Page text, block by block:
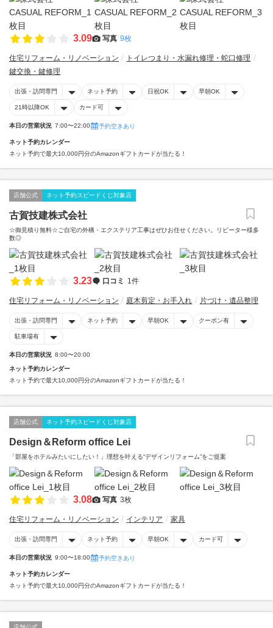
3.09 写真 9枚
住宅リフォーム・リノベーション
トイレつまり・水漏れ修理・蛇口修理
鍵交換・鍵修理
出張・訪問専門 ネット予約 日祝OK 早朝OK
21時以降OK カード可
本日の営業状況 7:00〜22:00 予約空きあり
ネット予約カレンダー
ネット予約で最大10,000円分のAmazonギフトカードが当たる！
店舗公式 ネット予約スピードくじ対象店
古賀技建株式会社
☆御見積り無料☆ご自宅の外構・エクステリア工事はぜひお任せください。リピーター様多
数◎
3.23 口コミ 1件
住宅リフォーム・リノベーション 庭木剪定・お手入れ 片づけ・遺品整理
出張・訪問専門 ネット予約 早朝OK クーポン有
駐車場有
本日の営業状況 8:00〜20:00
ネット予約カレンダー
ネット予約で最大10,000円分のAmazonギフトカードが当たる！
店舗公式 ネット予約スピードくじ対象店
Design＆Reform office Lei
「部屋をホテルみたいにしたい！」理想を叶える“デザインリフォーム”をご提案
3.08 写真 3枚
住宅リフォーム・リノベーション インテリア 家具
出張・訪問専門 ネット予約 早朝OK カード可
本日の営業状況 9:00〜18:00 予約空きあり
ネット予約カレンダー
ネット予約で最大10,000円分のAmazonギフトカードが当たる！